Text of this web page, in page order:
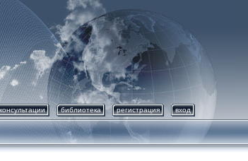
консультации библиотека регистрация вход